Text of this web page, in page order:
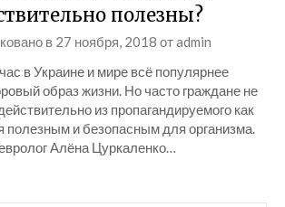
полезны?
в 27 ноября, 2018 отadmin
в Украине и мире всё популярнее
образ жизни. Но часто граждане не
из пропагандируемого как
и безопасным для организма.
Алёна Цуркаленко…